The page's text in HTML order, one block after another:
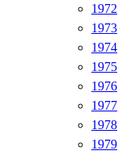
1972
1973
1974
1975
1976
1977
1978
1979